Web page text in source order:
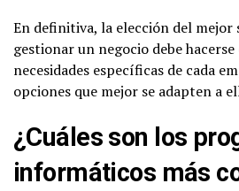
En definitiva, la elección del mejor
gestionar un negocio debe
necesidades específicas de cada
opciones que mejor se adapten a
¿Cuáles son los
informáticos más